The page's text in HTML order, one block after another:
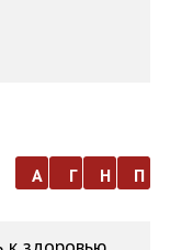
а г н п